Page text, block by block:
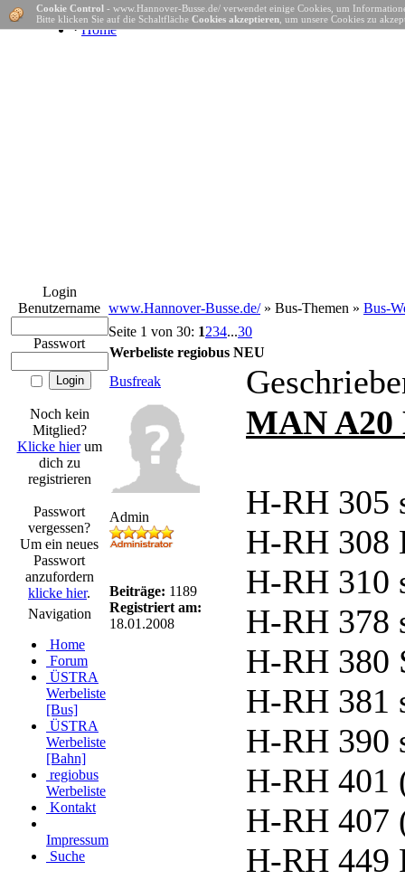
· Home
Login
Benutzername
Passwort
Noch kein
Mitglied?
Klicke hierum
dich zu
registrieren
Passwort
vergessen?
Um ein neues
Passwort
anzufordern
klicke hier.
Navigation
Home
Forum
ÜSTRA
Werbeliste
[Bus]
ÜSTRA
Werbeliste
[Bahn]
regiobus
Werbeliste
Kontakt
Impressum
Suche
Cookie Control - www.Hannover-Busse.de/ verwendet einige Cookies, um
Bitte klicken Sie auf die Schaltfläche Cookies akzeptieren , um unsere Cookies zu
www.Hannover-Busse.de/» Bus-Themen » Bus-
Seite 1 von 30: 1234...30
Werbeliste regiobus NEU
Busfreak
Admin
Beiträge: 1189
Registriert am:
18.01.2008
MAN A20
H-RH 305
H-RH 308
H-RH 310
H-RH 378
H-RH 380
H-RH 381
H-RH 390
H-RH 401
H-RH 407
H-RH 449